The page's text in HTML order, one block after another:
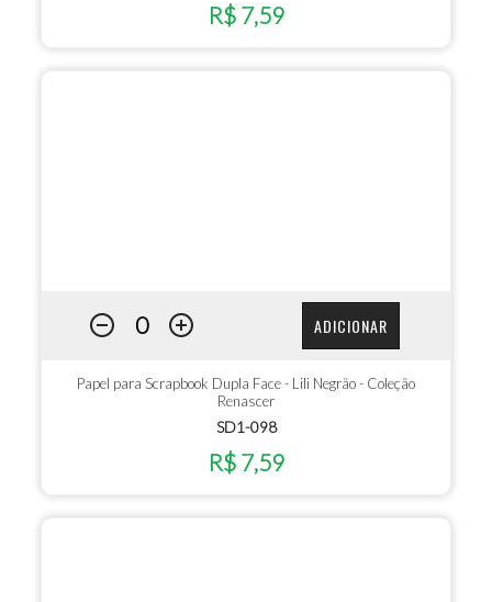
R$ 7,59
ADICIONAR
Papel para Scrapbook Dupla Face - Lili Negrão - Coleção
Renascer
SD1-098
R$ 7,59